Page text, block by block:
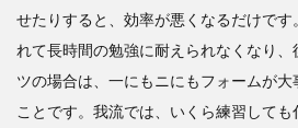
せたりすると、効率が悪くなるだけで
れて長時間の勉強に耐えられなくなり
ツの場合は、一にもニにもフォームが
ことです。我流では、いくら練習しても